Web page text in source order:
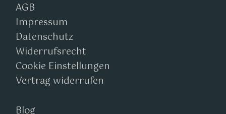
AGB
Impressum
Datenschutz
Widerrufsrecht
Cookie Einstellungen
Vertrag widerrufen
Blog